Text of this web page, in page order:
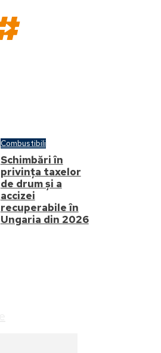
Combustibili
Schimbări în
privința taxelor
de drum și a
accizei
recuperabile în
Ungaria din 2026